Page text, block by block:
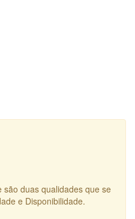
são duas qualidades que se
e Disponibilidade.